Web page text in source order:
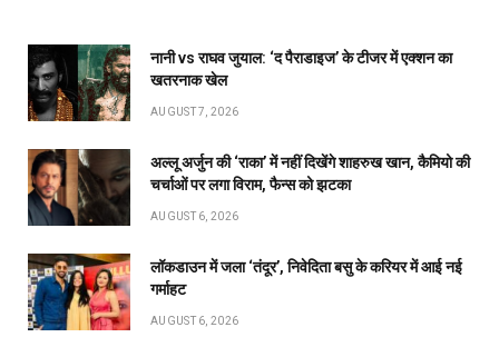
नानी vs राघव जुयाल: ‘द पैराडाइज’ के टीजर में एक्शन का
खतरनाक खेल
AUGUST 7, 2026
अल्लू अर्जुन की ‘राका’ में नहीं दिखेंगे शाहरुख खान, कैमियो की
चर्चाओं पर लगा विराम, फैन्स को झटका
AUGUST 6, 2026
लॉकडाउन में जला ‘तंदूर’, निवेदिता बसु के करियर में आई नई
गर्माहट
AUGUST 6, 2026